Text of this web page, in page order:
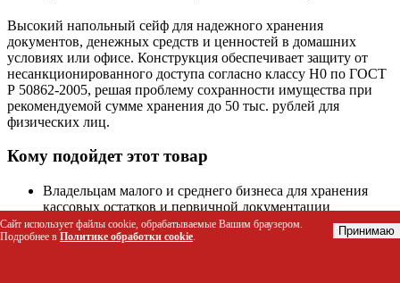
Высокий напольный сейф для надежного хранения
документов, денежных средств и ценностей в домашних
условиях или офисе. Конструкция обеспечивает защиту от
несанкционированного доступа согласно классу Н0 по ГОСТ
Р 50862-2005, решая проблему сохранности имущества при
рекомендуемой сумме хранения до 50 тыс. рублей для
физических лиц.
Кому подойдет этот товар
Владельцам малого и среднего бизнеса для хранения
кассовых остатков и первичной документации
Жителям частных домов и квартир, нуждающимся в
надежном хранилище для паспортов, свидетельств и
Сайт использует файлы cookie, обрабатываемые Вашим браузером.
Подробнее в Политике обработки cookie. Принимаю